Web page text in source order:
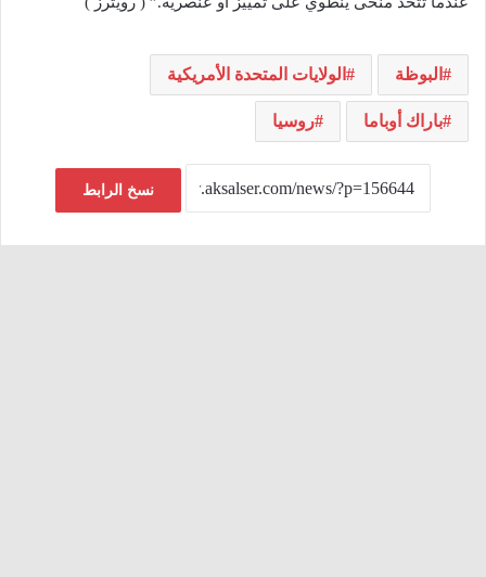
البوظة الولايات المتحدة الأمريكية
باراك أوباما روسيا
نسخ الرابط